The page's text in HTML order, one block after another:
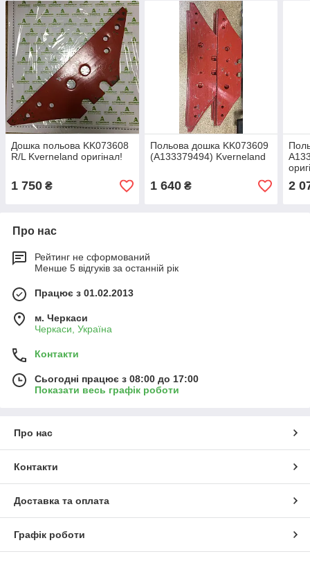
Дошка польова KK073608
R/L Kverneland оригінал!
1 750 ₴
Польова дошка KK073609
(A133379494) Kverneland
1 640₴ 2
Про нас
Рейтинг не сформований
Менше 5 відгуків за останній рік
Працює з 01.02.2013
м. Черкаси
Черкаси, Україна
Контакти
Сьогодні працює з 08:00 до 17:00
Показати весь графік роботи
Про нас
Контакти
Доставка та оплата
Графік роботи